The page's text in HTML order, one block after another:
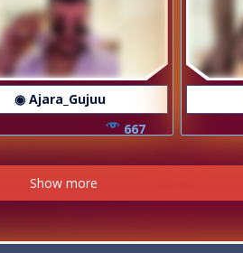
◉ Ajara_Gujuu
667
Show more